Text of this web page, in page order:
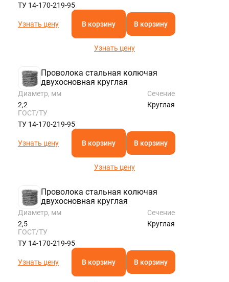
ТУ 14-170-219-95
Узнать цену В корзину В корзину
Узнать цену
Проволока стальная колючая
двухосновная круглая
Диаметр, мм
2,2
Сечение
Круглая
ГОСТ/ТУ
ТУ 14-170-219-95
Узнать цену В корзину В корзину
Узнать цену
Проволока стальная колючая
двухосновная круглая
Диаметр, мм
2,5
Сечение
Круглая
ГОСТ/ТУ
ТУ 14-170-219-95
Узнать цену В корзину В корзину